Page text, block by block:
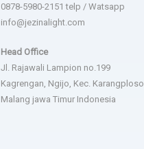
0878-5980-2151 telp / Watsapp
info@jezinalight.com
Head Office
Jl. Rajawali Lampion no.199
Kagrengan, Ngijo, Kec. Karangploso
Malang jawa Timur Indonesia